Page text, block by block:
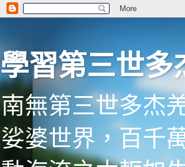
學習第三世多
南無第三世多杰
娑婆世界，百千